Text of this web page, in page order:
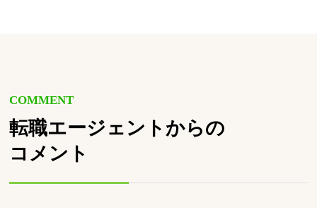
COMMENT
転職エージェントからの
コメント